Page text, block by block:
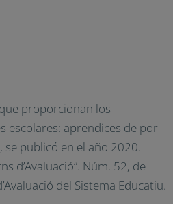
proporcionan los
escolares: aprendices de por
publicó en el año 2020.
d’Avaluació”. Núm. 52, de
del Sistema Educatiu.